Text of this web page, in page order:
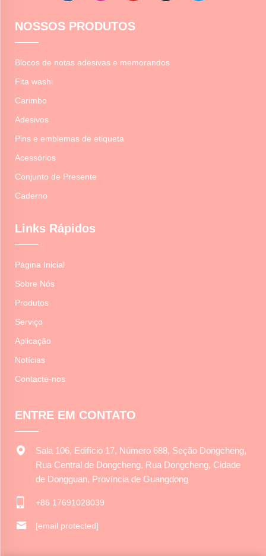
NOSSOS PRODUTOS
Blocos de notas adesivas e memorandos
Fita washi
Carimbo
Adesivos
Pins e emblemas de etiqueta
Acessórios
Conjunto de Presente
Caderno
Links Rápidos
Página Inicial
Sobre Nós
Produtos
Serviço
Aplicação
Notícias
Contacte-nos
ENTRE EM CONTATO
Sala 106, Edifício 17, Número 688, Seção Dongcheng,
Rua Central de Dongcheng, Rua Dongcheng, Cidade
de Dongguan, Província de Guangdong
+86 17691028039
[email protected]